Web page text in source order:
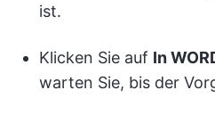
ist.
Klicken Sie auf In
warten Sie, bis der